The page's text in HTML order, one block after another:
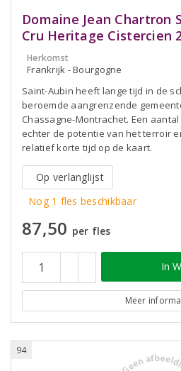
Domaine Jean Chartron
Cru Heritage Cistercien
Herkomst
Frankrijk - Bourgogne
Saint-Aubin heeft lange tijd in de
beroemde aangrenzende
Chassagne-Montrachet. Een
echter de potentie van het terroir
relatief korte tijd op de kaart.
Op verlanglijst
Nog 1 fles beschikbaar
87,50 per fles
In
Meer
94